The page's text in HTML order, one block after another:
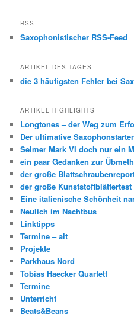
RSS
Saxophonistischer RSS-Feed
ARTIKEL DES TAGES
die 3 häufigsten Fehler bei
ARTIKEL HIGHLIGHTS
Longtones – der Weg zum
Der ultimative
Selmer Mark VI doch nur ein
ein paar Gedanken zur
der große
der große Kunststoffblättertest
Eine italienische Schönheit
Neulich im Nachtbus
Linktipps
Termine – alt
Projekte
Parkhaus Nord
Tobias Haecker Quartett
Termine
Unterricht
Beats&Beans